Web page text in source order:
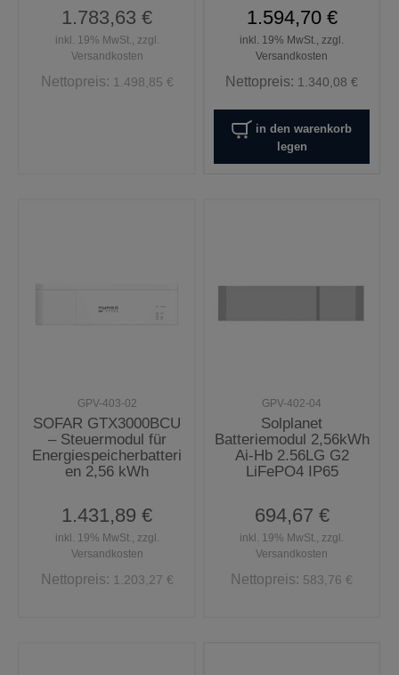
1.783,63 €
inkl. 19% MwSt., zzgl.
Versandkosten
Nettopreis: 1.498,85 €
1.594,70 €
inkl. 19% MwSt., zzgl.
Versandkosten
Nettopreis: 1.340,08 €
in den warenkorb
legen
GPV-403-02
SOFAR GTX3000BCU
– Steuermodul für
Energiespeicherbatteri
en 2,56 kWh
1.431,89 €
inkl. 19% MwSt., zzgl.
Versandkosten
Nettopreis: 1.203,27 €
GPV-402-04
Solplanet
Batteriemodul 2,56kWh
Ai-Hb 2.56LG G2
LiFePO4 IP65
694,67 €
inkl. 19% MwSt., zzgl.
Versandkosten
Nettopreis: 583,76 €